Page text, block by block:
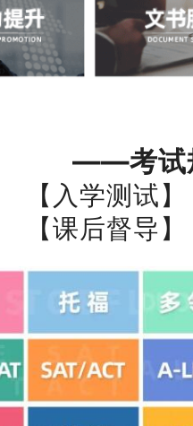
——考
【入学测试
【课后督导